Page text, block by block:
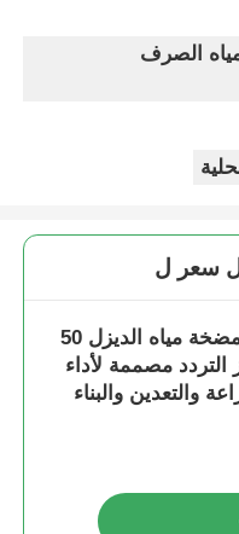
الصرف
سعر ل
86 كيلوواط مضخة مياه الديزل 50
هرتز التردد مصممة لأداء
والتعدين والبناء